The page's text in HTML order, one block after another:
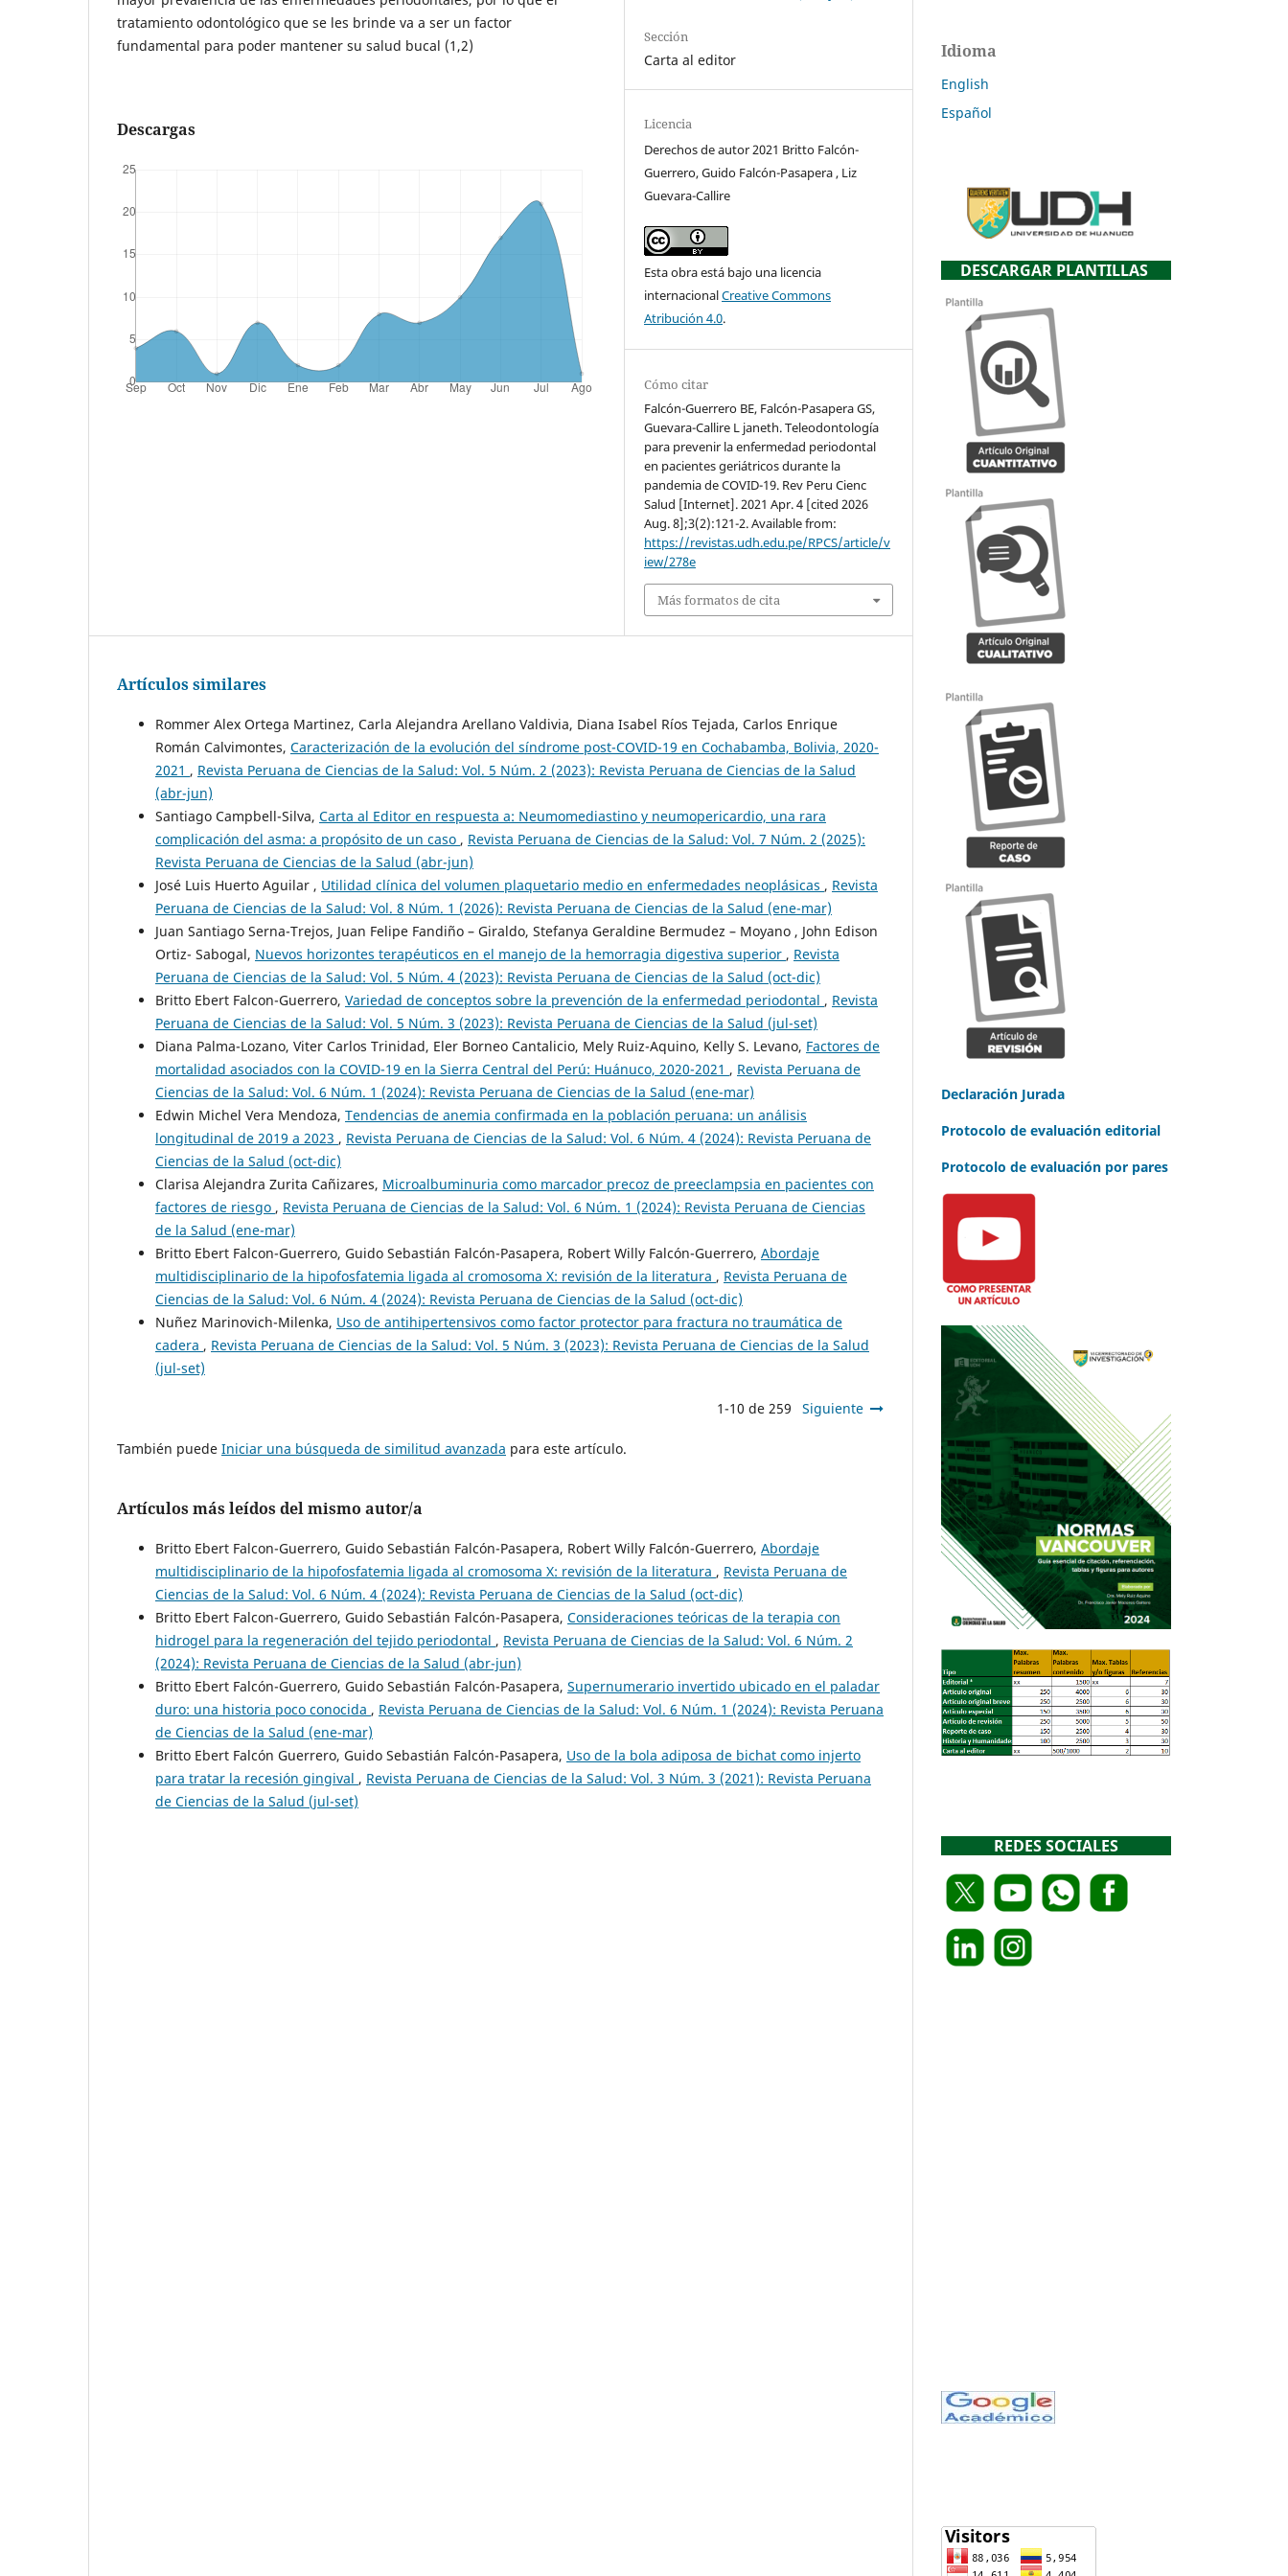
tratamiento odontológico que se les brinde va a ser un factor
fundamental para poder mantener su salud bucal (1,2)
Descargas
Sección
Carta al editor
Licencia
Derechos de autor 2021 Britto Falcón-
Guerrero, Guido Falcón-Pasapera , Liz
Guevara-Callire
Esta obra está bajo una licencia
internacionalCreative Commons
Atribución 4.0.
Cómo citar
Falcón-Guerrero BE, Falcón-Pasapera GS,
Guevara-Callire L janeth. Teleodontología
para prevenir la enfermedad periodontal
en pacientes geriátricos durante la
pandemia de COVID-19. Rev Peru Cienc
Salud [Internet]. 2021 Apr. 4 [cited 2026
Aug. 8];3(2):121-2. Available from:
https://revistas.udh.edu.pe/RPCS/article/v
iew/278e
Más formatos de cita
Artículos similares
Rommer Alex Ortega Martinez, Carla Alejandra Arellano Valdivia, Diana Isabel Ríos Tejada, Carlos Enrique
Román Calvimontes, Caracterización de la evolución del síndrome post-COVID-19 en Cochabamba, Bolivia, 2020-
2021 , Revista Peruana de Ciencias de la Salud: Vol. 5 Núm. 2 (2023): Revista Peruana de Ciencias de la Salud
(abr-jun)
Santiago Campbell-Silva, Carta al Editor en respuesta a: Neumomediastino y neumopericardio, una rara
complicación del asma: a propósito de un caso , Revista Peruana de Ciencias de la Salud: Vol. 7 Núm. 2 (2025):
Revista Peruana de Ciencias de la Salud (abr-jun)
José Luis Huerto Aguilar , Utilidad clínica del volumen plaquetario medio en enfermedades neoplásicas , Revista
Peruana de Ciencias de la Salud: Vol. 8 Núm. 1 (2026): Revista Peruana de Ciencias de la Salud (ene-mar)
Juan Santiago Serna-Trejos, Juan Felipe Fandiño – Giraldo, Stefanya Geraldine Bermudez – Moyano , John Edison
Ortiz- Sabogal, Nuevos horizontes terapéuticos en el manejo de la hemorragia digestiva superior , Revista
Peruana de Ciencias de la Salud: Vol. 5 Núm. 4 (2023): Revista Peruana de Ciencias de la Salud (oct-dic)
Britto Ebert Falcon-Guerrero, Variedad de conceptos sobre la prevención de la enfermedad periodontal , Revista
Peruana de Ciencias de la Salud: Vol. 5 Núm. 3 (2023): Revista Peruana de Ciencias de la Salud (jul-set)
Diana Palma-Lozano, Viter Carlos Trinidad, Eler Borneo Cantalicio, Mely Ruiz-Aquino, Kelly S. Levano, Factores de
mortalidad asociados con la COVID-19 en la Sierra Central del Perú: Huánuco, 2020-2021 , Revista Peruana de
Ciencias de la Salud: Vol. 6 Núm. 1 (2024): Revista Peruana de Ciencias de la Salud (ene-mar)
Edwin Michel Vera Mendoza, Tendencias de anemia confirmada en la población peruana: un análisis
longitudinal de 2019 a 2023 , Revista Peruana de Ciencias de la Salud: Vol. 6 Núm. 4 (2024): Revista Peruana de
Ciencias de la Salud (oct-dic)
Clarisa Alejandra Zurita Cañizares, Microalbuminuria como marcador precoz de preeclampsia en pacientes con
factores de riesgo , Revista Peruana de Ciencias de la Salud: Vol. 6 Núm. 1 (2024): Revista Peruana de Ciencias
de la Salud (ene-mar)
Britto Ebert Falcon-Guerrero, Guido Sebastián Falcón-Pasapera, Robert Willy Falcón-Guerrero, Abordaje
multidisciplinario de la hipofosfatemia ligada al cromosoma X: revisión de la literatura , Revista Peruana de
Ciencias de la Salud: Vol. 6 Núm. 4 (2024): Revista Peruana de Ciencias de la Salud (oct-dic)
Nuñez Marinovich-Milenka, Uso de antihipertensivos como factor protector para fractura no traumática de
cadera , Revista Peruana de Ciencias de la Salud: Vol. 5 Núm. 3 (2023): Revista Peruana de Ciencias de la Salud
(jul-set)
1-10 de 259 Siguiente
También puede Iniciar una búsqueda de similitud avanzada para este artículo.
Artículos más leídos del mismo autor/a
Britto Ebert Falcon-Guerrero, Guido Sebastián Falcón-Pasapera, Robert Willy Falcón-Guerrero, Abordaje
multidisciplinario de la hipofosfatemia ligada al cromosoma X: revisión de la literatura , Revista Peruana de
Ciencias de la Salud: Vol. 6 Núm. 4 (2024): Revista Peruana de Ciencias de la Salud (oct-dic)
Britto Ebert Falcon-Guerrero, Guido Sebastián Falcón-Pasapera, Consideraciones teóricas de la terapia con
hidrogel para la regeneración del tejido periodontal , Revista Peruana de Ciencias de la Salud: Vol. 6 Núm. 2
(2024): Revista Peruana de Ciencias de la Salud (abr-jun)
Britto Ebert Falcón-Guerrero, Guido Sebastián Falcón-Pasapera, Supernumerario invertido ubicado en el paladar
duro: una historia poco conocida , Revista Peruana de Ciencias de la Salud: Vol. 6 Núm. 1 (2024): Revista Peruana
de Ciencias de la Salud (ene-mar)
Britto Ebert Falcón Guerrero, Guido Sebastián Falcón-Pasapera, Uso de la bola adiposa de bichat como injerto
para tratar la recesión gingival , Revista Peruana de Ciencias de la Salud: Vol. 3 Núm. 3 (2021): Revista Peruana
de Ciencias de la Salud (jul-set)
Idioma
English
Español
DESCARGAR PLANTILLAS
Declaración Jurada
Protocolo de evaluación editorial
Protocolo de evaluación por pares
REDES SOCIALES